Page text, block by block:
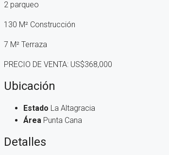
2 parqueo
130 M² Construcción
7 M² Terraza
PRECIO DE VENTA: US$368,000
Ubicación
Estado La Altagracia
Área Punta Cana
Detalles